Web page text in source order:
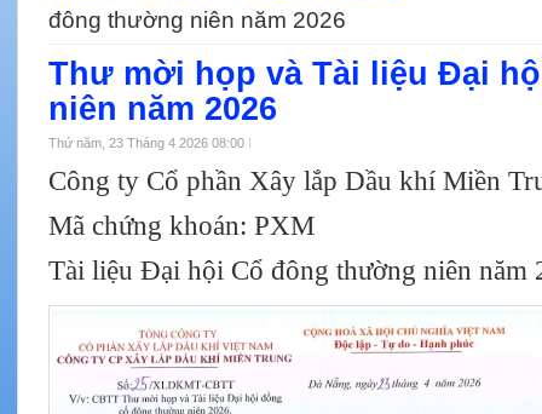
đông thường niên năm 2026
Thư mời họp và Tài liệu Đại
niên năm 2026
Thứ năm, 23 Tháng 4 2026 08:00
Công ty Cổ phần Xây lắp Dầu khí Miền
Mã chứng khoán: PXM
Tài liệu Đại hội Cổ đông thường niên năm